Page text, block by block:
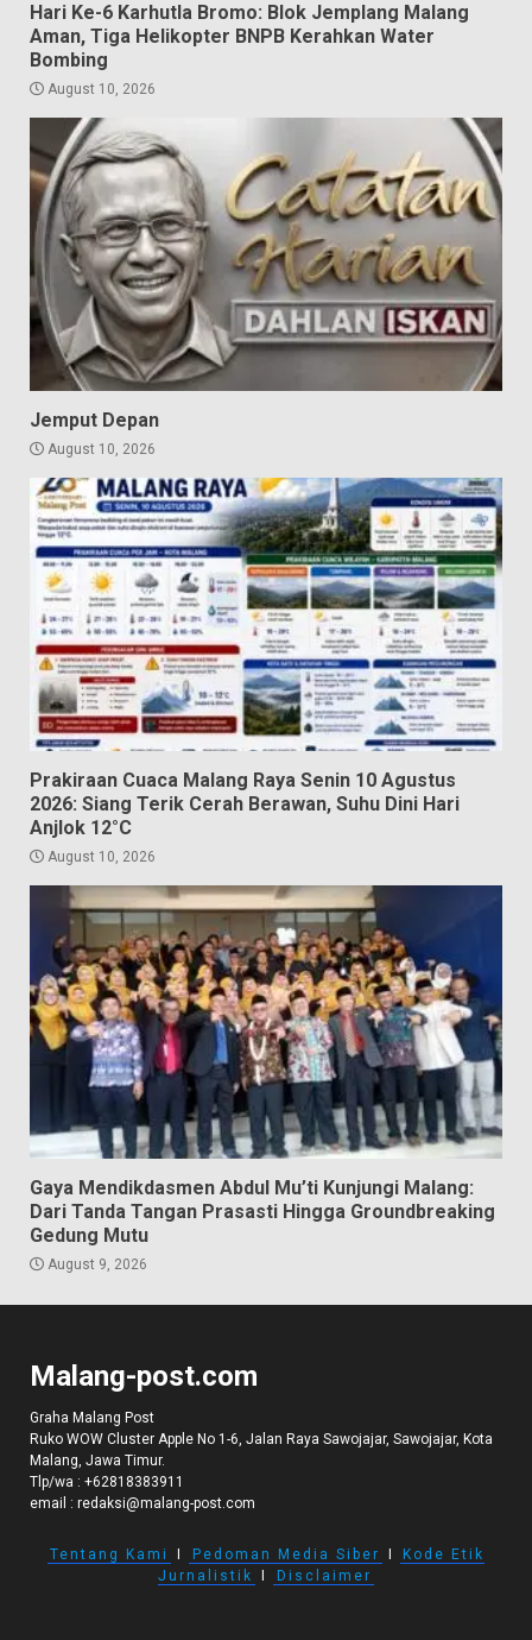
Hari Ke-6 Karhutla Bromo: Blok Jemplang Malang
Aman, Tiga Helikopter BNPB Kerahkan Water
Bombing
August 10, 2026
Jemput Depan
August 10, 2026
Prakiraan Cuaca Malang Raya Senin 10 Agustus
2026: Siang Terik Cerah Berawan, Suhu Dini Hari
Anjlok 12°C
August 10, 2026
Gaya Mendikdasmen Abdul Mu’ti Kunjungi Malang:
Dari Tanda Tangan Prasasti Hingga Groundbreaking
Gedung Mutu
August 9, 2026
Malang-post.com
Graha Malang Post
Ruko WOW Cluster Apple No 1-6, Jalan Raya Sawojajar, Sawojajar, Kota
Malang, Jawa Timur.
Tlp/wa : +62818383911
email : redaksi@malang-post.com
Tentang Kami Pedoman Media Siber
Kode Etik
Jurnalistik
Disclaimer